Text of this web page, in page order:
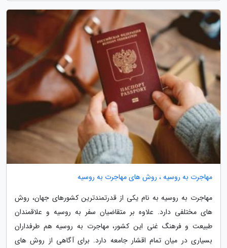
مهاجرت به روسیه ، روش های مهاجرت به روسیه
مهاجرت به روسیه به نام یکی از قدرتمندترین کشورهای جهان، روش
های مختلفی دارد. علاوه بر متقاضیان سفر به روسیه و علاقمندان
طبیعت و فرهنگ غنی این کشور، مهاجرت به روسیه هم طرفداران
بسیاری در میان تمام اقشار جامعه دارد. برای آگاهی از روش های